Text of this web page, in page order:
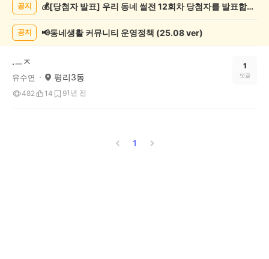
목
공지 💰[당첨자 발표] 우리 동네 썰전 12회차 당첨자를 발표합니다!
공지 📢동네생활 커뮤니티 운영정책 (25.08 ver)
.ㅡㅈ
유수연 평리3동
482 14 91년 전
1
댓글
1